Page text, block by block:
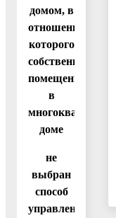
домом, в
отношении
которого
собственниками
помещений
в
многоквартирном
доме
не
выбран
способ
управления